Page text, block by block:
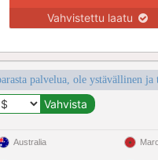
Vahvistettu laatu
palvelua, ole ystävällinen ja
Australia